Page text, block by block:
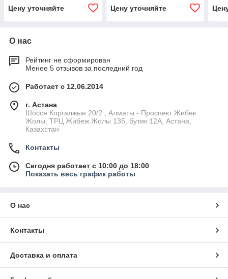
Цену уточняйте
Цену уточняйте
О нас
Рейтинг не сформирован
Менее 5 отзывов за последний год
Работает с 12.06.2014
г. Астана
Шоссе Коргалжын 20/2 , Алматы - Проспект Жибек
Жолы, ТРЦ Жибеж Жолы 135, бутик 12А, Астана,
Казахстан
Контакты
Сегодня работает с 10:00 до 18:00
Показать весь график работы
О нас
Контакты
Доставка и оплата